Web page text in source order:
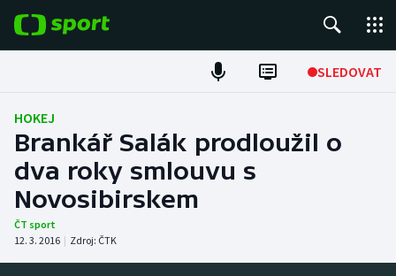
SLEDOVAT
Fotbal
Hokej
Tenis
Atletika
HOKEJ
Brankář Salák prodloužil o
dva roky smlouvu s
Novosibirskem
ČT sport
12. 3. 2016 | Zdroj: ČTK